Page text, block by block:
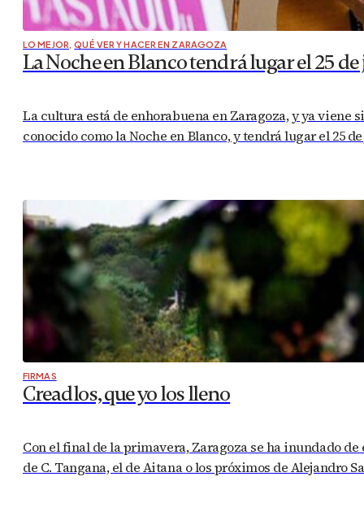
LO MEJOR, QUÉ VER Y HACER EN ZARAGOZA
La Noche en Blanco tendrá lugar el 25
La cultura está de enhorabuena en Zaragoza, y ya viene
conocido como la Noche en Blanco, y tendrá lugar el 25
FIRMAS
Creadlos, que yo los lleno
Con el final de la primavera, Zaragoza se ha inundado
de C. Tangana, el de Aitana o los próximos de Alejandro